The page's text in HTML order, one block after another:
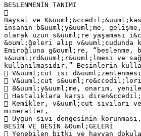
BESLENMENİN TANIMI

Baysal ve
insanın b&uuml;y&uuml;me,
olarak uzun s&uuml;re yaşaması
&ouml;ğeleri alıp v&uuml;cudunda
Emiroğluna g&ouml;re, “beslenme,
s&uuml;rd&uuml;r&uuml;lmesi ve
kullanılmasıdır.” Besinlerin
 V&uuml;cut ısı
 V&uuml;cut
 B&uuml;y&uuml;me, onarım,
 Hastalıklara karşı
 Kemikler, v&uuml;cut sıvıları
mineraller,
 Uygun sıvı dengesinin
BESİN VE BESİN &Ouml;GELERİ
 Yenebilen bitki ve hayvan